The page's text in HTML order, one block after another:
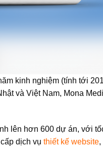
kinh nghiệm (tính tới
và Việt Nam, Mona
lên hơn 600 dự án, với
dịch vụ thiết kế website,